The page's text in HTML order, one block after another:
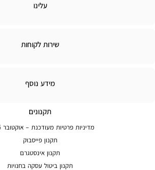
עלינו
שירות לקוחות
מידע
מידע נוסף
תקנונים
מדיניות פרטיות מעודכנת – אוקטובר 2025
תקנון פייסבוק
תקנון אינסטגרם
תקנון ביטול עסקה בחנויות